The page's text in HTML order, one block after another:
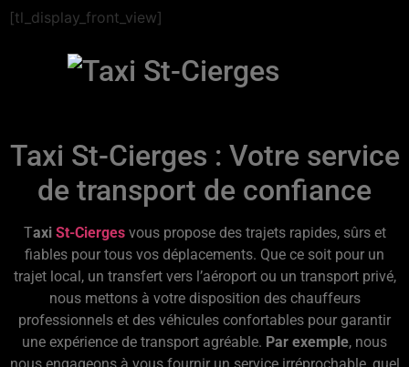
[tl_display_front_view]
Taxi St-Cierges : Votre service
de transport de confiance
Taxi St-Ciergesvous propose des trajets rapides, sûrs et
fiables pour tous vos déplacements. Que ce soit pour un
trajet local, un transfert vers l’aéroport ou un transport privé,
nous mettons à votre disposition des chauffeurs
professionnels et des véhicules confortables pour garantir
une expérience de transport agréable. Par exemple, nous
nous engageons à vous fournir un service irréprochable, quel